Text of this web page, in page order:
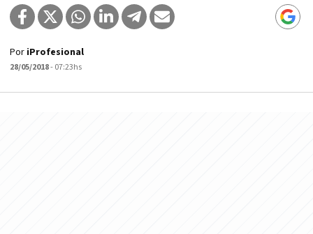
Por iProfesional
28/05/2018- 07:23hs